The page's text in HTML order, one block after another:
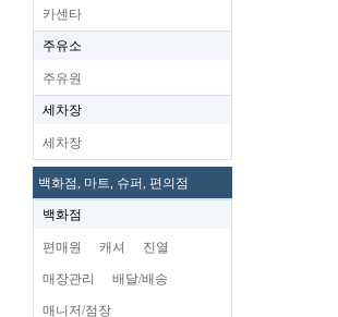
카센타
주유소
주유원
세차장
세차장
백화점, 마트, 슈퍼, 편의점
백화점
편매원 캐셔 진열
매장관리 배달/배송
매니저/점장